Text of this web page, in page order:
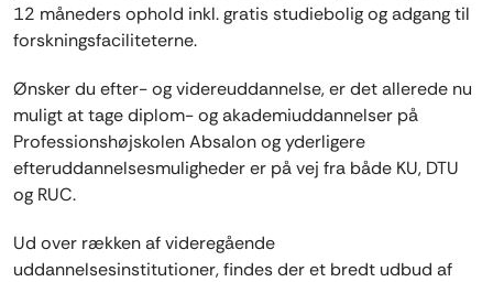
12 måneders ophold inkl. gratis studiebolig og adgang til
forskningsfaciliteterne.
Ønsker du efter- og videreuddannelse, er det allerede nu
muligt at tage diplom- og akademiuddannelser på
Professionshøjskolen Absalon og yderligere
efteruddannelsesmuligheder er på vej fra både KU, DTU
og RUC.
Ud over rækken af videregående
uddannelsesinstitutioner, findes der et bredt udbud af